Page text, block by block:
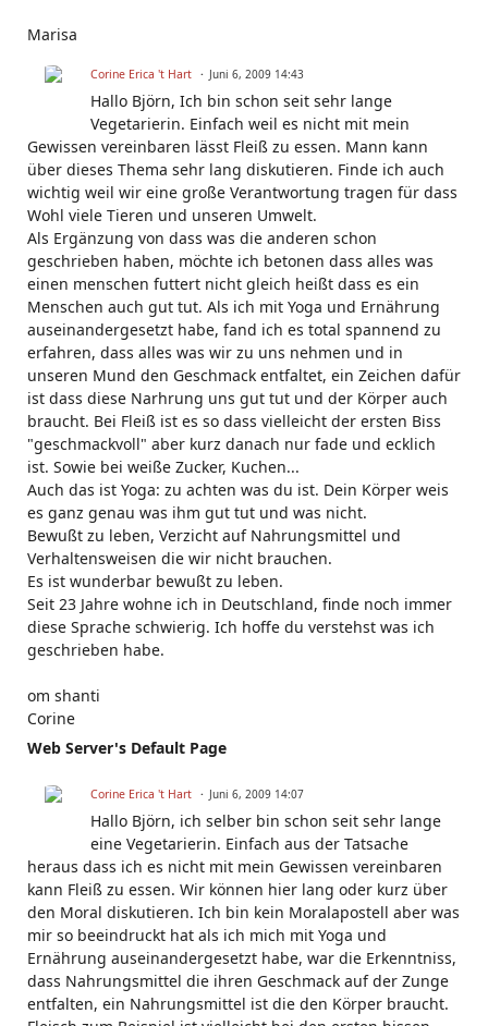
Marisa
Corine Erica 't Hart Juni 6, 2009 14:43
Hallo Björn, Ich bin schon seit sehr lange
Vegetarierin. Einfach weil es nicht mit mein
Gewissen vereinbaren lässt Fleiß zu essen. Mann kann
über dieses Thema sehr lang diskutieren. Finde ich auch
wichtig weil wir eine große Verantwortung tragen für dass
Wohl viele Tieren und unseren Umwelt.
Als Ergänzung von dass was die anderen schon
geschrieben haben, möchte ich betonen dass alles was
einen menschen futtert nicht gleich heißt dass es ein
Menschen auch gut tut. Als ich mit Yoga und Ernährung
auseinandergesetzt habe, fand ich es total spannend zu
erfahren, dass alles was wir zu uns nehmen und in
unseren Mund den Geschmack entfaltet, ein Zeichen dafür
ist dass diese Narhrung uns gut tut und der Körper auch
braucht. Bei Fleiß ist es so dass vielleicht der ersten Biss
"geschmackvoll" aber kurz danach nur fade und ecklich
ist. Sowie bei weiße Zucker, Kuchen...
Auch das ist Yoga: zu achten was du ist. Dein Körper weis
es ganz genau was ihm gut tut und was nicht.
Bewußt zu leben, Verzicht auf Nahrungsmittel und
Verhaltensweisen die wir nicht brauchen.
Es ist wunderbar bewußt zu leben.
Seit 23 Jahre wohne ich in Deutschland, finde noch immer
diese Sprache schwierig. Ich hoffe du verstehst was ich
geschrieben habe.
om shanti
Corine
Web Server's Default Page
Corine Erica 't Hart Juni 6, 2009 14:07
Hallo Björn, ich selber bin schon seit sehr lange
eine Vegetarierin. Einfach aus der Tatsache
heraus dass ich es nicht mit mein Gewissen vereinbaren
kann Fleiß zu essen. Wir können hier lang oder kurz über
den Moral diskutieren. Ich bin kein Moralapostell aber was
mir so beeindruckt hat als ich mich mit Yoga und
Ernährung auseinandergesetzt habe, war die Erkenntniss,
dass Nahrungsmittel die ihren Geschmack auf der Zunge
entfalten, ein Nahrungsmittel ist die den Körper braucht.